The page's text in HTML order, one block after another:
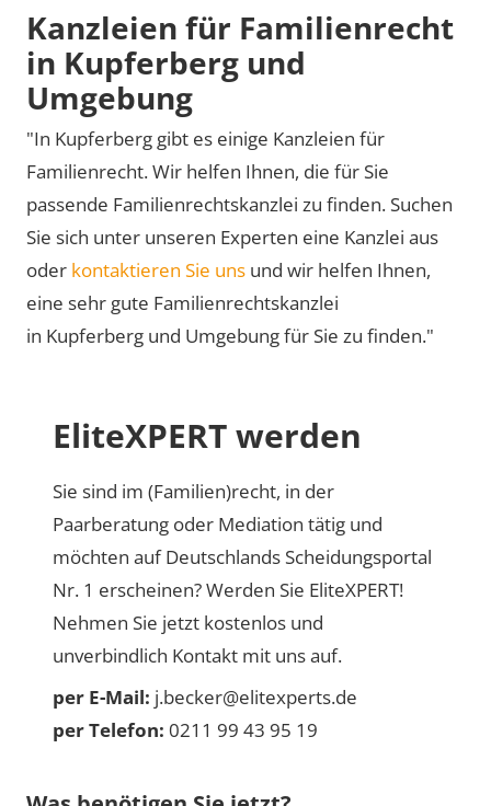
Kanzleien für Familienrecht
in Kupferberg und
Umgebung
"In Kupferberg gibt es einige Kanzleien für
Familienrecht. Wir helfen Ihnen, die für Sie
passende Familienrechtskanzlei zu finden. Suchen
Sie sich unter unseren Experten eine Kanzlei aus
oder kontaktieren Sie uns und wir helfen Ihnen,
eine sehr gute Familienrechtskanzlei
in Kupferberg und Umgebung für Sie zu finden."
EliteXPERT werden
Sie sind im (Familien)recht, in der
Paarberatung oder Mediation tätig und
möchten auf Deutschlands Scheidungsportal
Nr. 1 erscheinen? Werden Sie EliteXPERT!
Nehmen Sie jetzt kostenlos und
unverbindlich Kontakt mit uns auf.
per E-Mail: j.becker@elitexperts.de
per Telefon: 0211 99 43 95 19